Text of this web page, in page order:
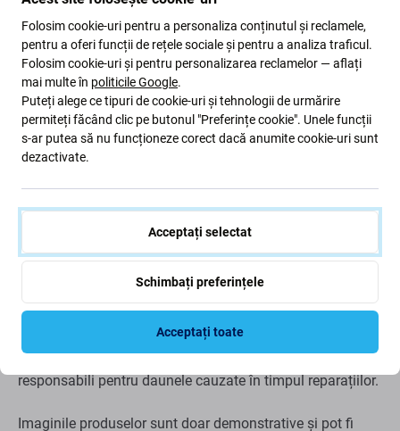
Descriere și specificații Livrare și retururi
Organizator magnetic pentru șuruburi
cu diagramă (iPhone 8)
Organizatorul magnetic pentru șuruburi este un
instrument foarte util pentru persoanele care efectuează
reparații. Acest organizator magnetic este utilizat pentru
Apple iPhone 8. Vă rugăm să nu utilizați organizatorul pe
alte dispozitive Apple iPhone. Șaiba magnetică vă
permite să aranjați șuruburile în locurile potrivite, ceea ce
vă va ajuta să reduceți timpul de reparație și erorile. Sfat:
Repararea iPhone 8 cu această placă magnetică nu
garantează că reparația este fără erori. Nu suntem
responsabili pentru daunele cauzate în timpul reparațiilor.
Imaginile produselor sunt doar demonstrative și pot fi
Folosim cookie-uri pentru a personaliza conținutul și reclamele,
pentru a oferi funcții de rețele sociale și pentru a analiza traficul.
Folosim cookie-uri și pentru personalizarea reclamelor — aflați
mai multe în politicile Google.
Puteți alege ce tipuri de cookie-uri și tehnologii de urmărire
permiteți făcând clic pe butonul "Preferințe cookie". Unele funcții
s-ar putea să nu funcționeze corect dacă anumite cookie-uri sunt
dezactivate.
Acceptați selectat
Schimbați preferințele
Acceptați toate